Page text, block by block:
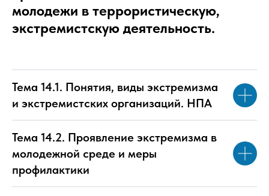
молодежи в террористическую,
экстремистскую деятельность.
Тема 14.1. Понятия, виды экстремизма
и экстремистских организаций. НПА
Тема 14.2. Проявление экстремизма в
молодежной среде и меры
профилактики